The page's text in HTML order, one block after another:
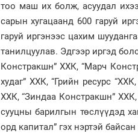
тоо маш их болж, асуудал
сарын хугацаанд 600 гаруй
гаруй иргэнээс цахим
танилцуулав. Эдгээр иргэд
Констракшн” ХХК, “Марч
худаг” ХХК, “Грийн ресурс
ХХК, “Зиндаа Констракшн”
сууцны барилгын төслүүдэд
орд капитал” гэх нэртэй